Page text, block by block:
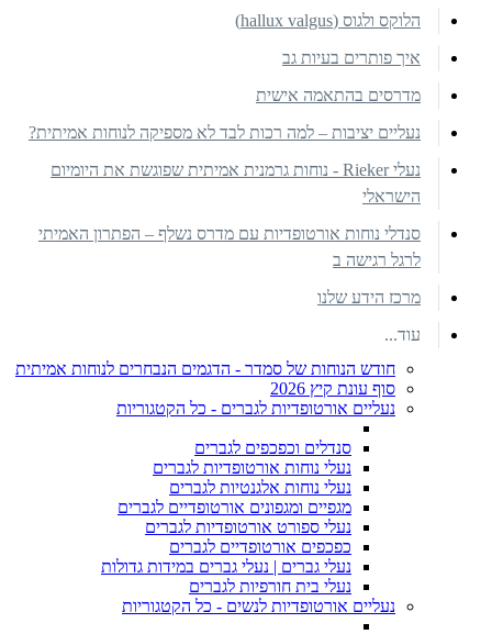
הלוקס ולגוס (hallux valgus)
איך פותרים בעיות גב
מדרסים בהתאמה אישית
נעליים יציבות – למה רכות לבד לא מספיקה לנוחות אמיתית?
נעלי Rieker - נוחות גרמנית אמיתית שפוגשת את היומיום
הישראלי
סנדלי נוחות אורטופדיות עם מדרס נשלף – הפתרון האמיתי
לרגל רגישה ב
מרכז הידע שלנו
עוד...
חודש הנוחות של סמדר - הדגמים הנבחרים לנוחות אמיתית
סוף עונת קיץ 2026
נעליים אורטופדיות לגברים - כל הקטגוריות
סנדלים וכפכפים לגברים
נעלי נוחות אורטופדיות לגברים
נעלי נוחות אלגנטיות לגברים
מגפיים ומגפונים אורטופדיים לגברים
נעלי ספורט אורטופדיות לגברים
כפכפים אורטופדיים לגברים
נעלי גברים | נעלי גברים במידות גדולות
נעלי בית חורפיות לגברים
נעליים אורטופדיות לנשים - כל הקטגוריות